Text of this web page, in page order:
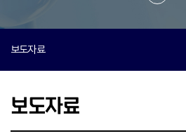
보도자료
보도자료